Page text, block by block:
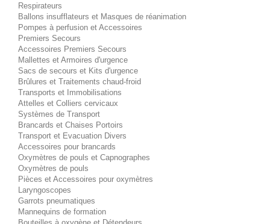
Respirateurs
Ballons insufflateurs et Masques de réanimation
Pompes à perfusion et Accessoires
Premiers Secours
Accessoires Premiers Secours
Mallettes et Armoires d'urgence
Sacs de secours et Kits d'urgence
Brûlures et Traitements chaud-froid
Transports et Immobilisations
Attelles et Colliers cervicaux
Systèmes de Transport
Brancards et Chaises Portoirs
Transport et Evacuation Divers
Accessoires pour brancards
Oxymètres de pouls et Capnographes
Oxymètres de pouls
Pièces et Accessoires pour oxymètres
Laryngoscopes
Garrots pneumatiques
Mannequins de formation